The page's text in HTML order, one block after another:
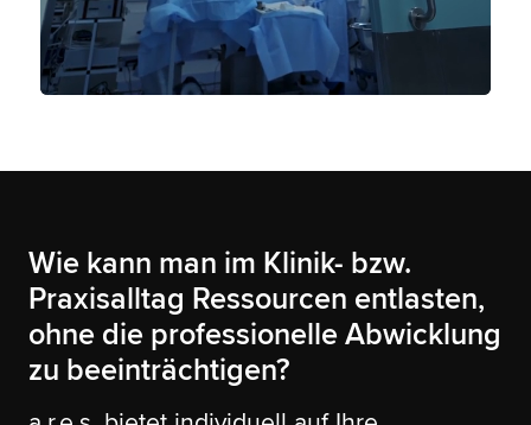
Wie kann man im Klinik- bzw.
Praxisalltag Ressourcen entlasten,
ohne die professionelle Abwicklung
zu beeinträchtigen?